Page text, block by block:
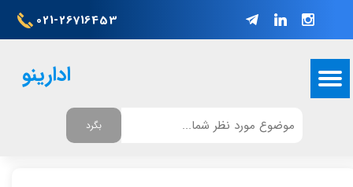
021-26716453
ادارینو
بگرد